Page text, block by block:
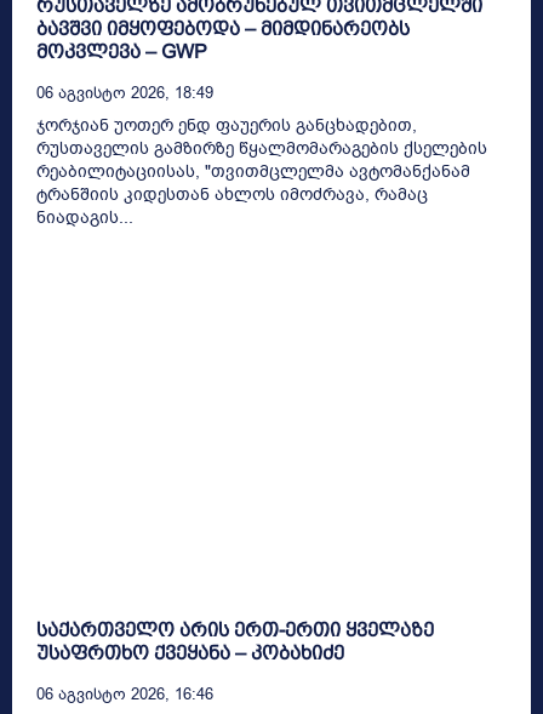
რუსთაველზე ამობრუნებულ თვითმცლელში
ბავშვი იმყოფებოდა – მიმდინარეობს
მოკვლევა – GWP
06 Აგვისტო 2026, 18:49
ჯორჯიან უოთერ ენდ ფაუერის განცხადებით,
რუსთაველის გამზირზე წყალმომარაგების ქსელების
რეაბილიტაციისას, "თვითმცლელმა ავტომანქანამ
ტრანშიის კიდესთან ახლოს იმოძრავა, რამაც
ნიადაგის...
საქართველო არის ერთ-ერთი ყველაზე
უსაფრთხო ქვეყანა – კობახიძე
06 Აგვისტო 2026, 16:46